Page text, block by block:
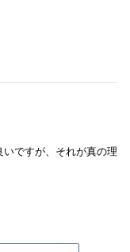
ですが、それが真の理